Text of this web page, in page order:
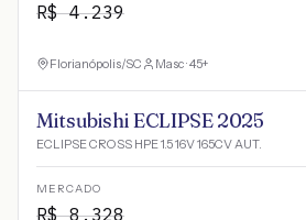
R$4.239
Florianópolis/SC Masc · 45+
Mitsubishi ECLIPSE 2025
ECLIPSE CROSS HPE 1.5 16V 165CV AUT.
MERCADO
R$8.328